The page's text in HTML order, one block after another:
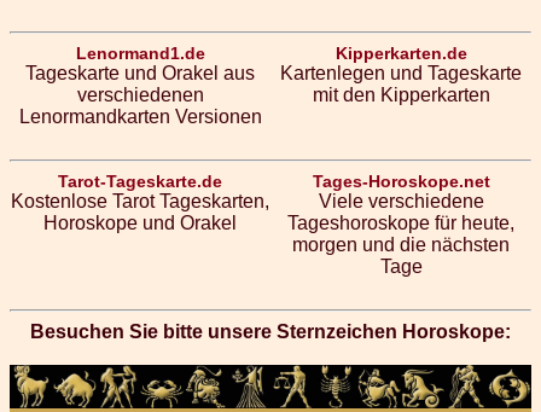
Lenormand1.de
Tageskarte und Orakel aus
verschiedenen
Lenormandkarten Versionen
Kipperkarten.de
Kartenlegen und Tageskarte
mit den Kipperkarten
Tarot-Tageskarte.de
Kostenlose Tarot Tageskarten,
Horoskope und Orakel
Tages-Horoskope.net
Viele verschiedene
Tageshoroskope für heute,
morgen und die nächsten
Tage
Besuchen Sie bitte unsere Sternzeichen Horoskope: